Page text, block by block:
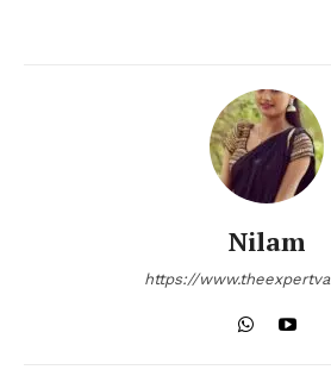
Nilam
https://